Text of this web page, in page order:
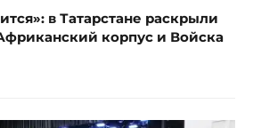
в Татарстане раскрыли
корпус и Войска